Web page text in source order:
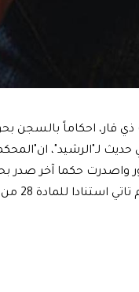
قار، احكاماً بالسجن بحق
لـ"الرشيد"،
آخر صدر بحق متهم آخر بـ 10 أعوام
مكافحة المخدرات والمؤثرات العقلية".